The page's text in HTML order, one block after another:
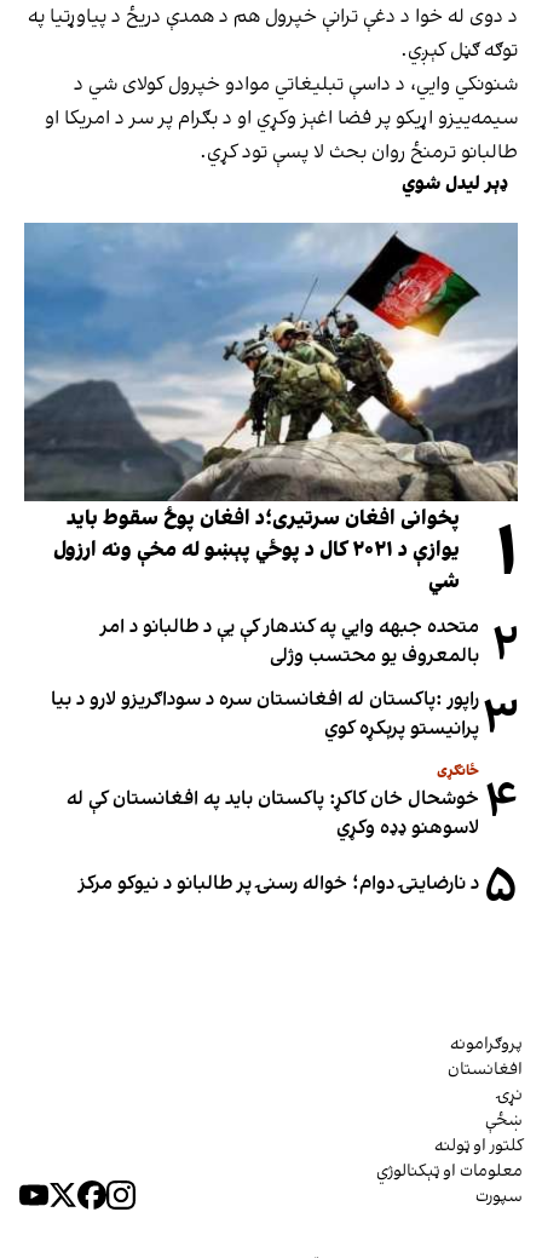
د دوی له خوا د دغې ترانې خپرول هم د همدې دریځ د پیاوړتیا په
توګه ګڼل کېږي.
شنونکي وايي، د داسې تبلیغاتي موادو خپرول کولای شي د
سیمه‌ییزو اړیکو پر فضا اغېز وکړي او د بګرام پر سر د امریکا او
طالبانو ترمنځ روان بحث لا پسې تود کړي.
ډېر لیدل شوي
۱
پخوانی افغان سرتیری؛د افغان پوځ سقوط باید
یوازې د ۲۰۲۱ کال د پوځي پېښو له مخې ونه ارزول
شي
۲ متحده جبهه وايي په کندهار کې یې د طالبانو د امر
بالمعروف یو محتسب وژلی
۳راپور :پاکستان له افغانستان سره د سوداګریزو لارو د بیا
پرانیستو پرېکړه کوي
۴ ځانګړی
خوشحال خان کاکړ: پاکستان بايد په افغانستان کې له
لاسوهنو ډډه وکړي
۵ د نارضایتۍ دوام؛ خواله رسنۍ پر طالبانو د نیوکو مرکز
پروګرامونه
افغانستان
نړۍ
ښځې
کلتور او ټولنه
معلومات او ټېکنالوژي
سپورت